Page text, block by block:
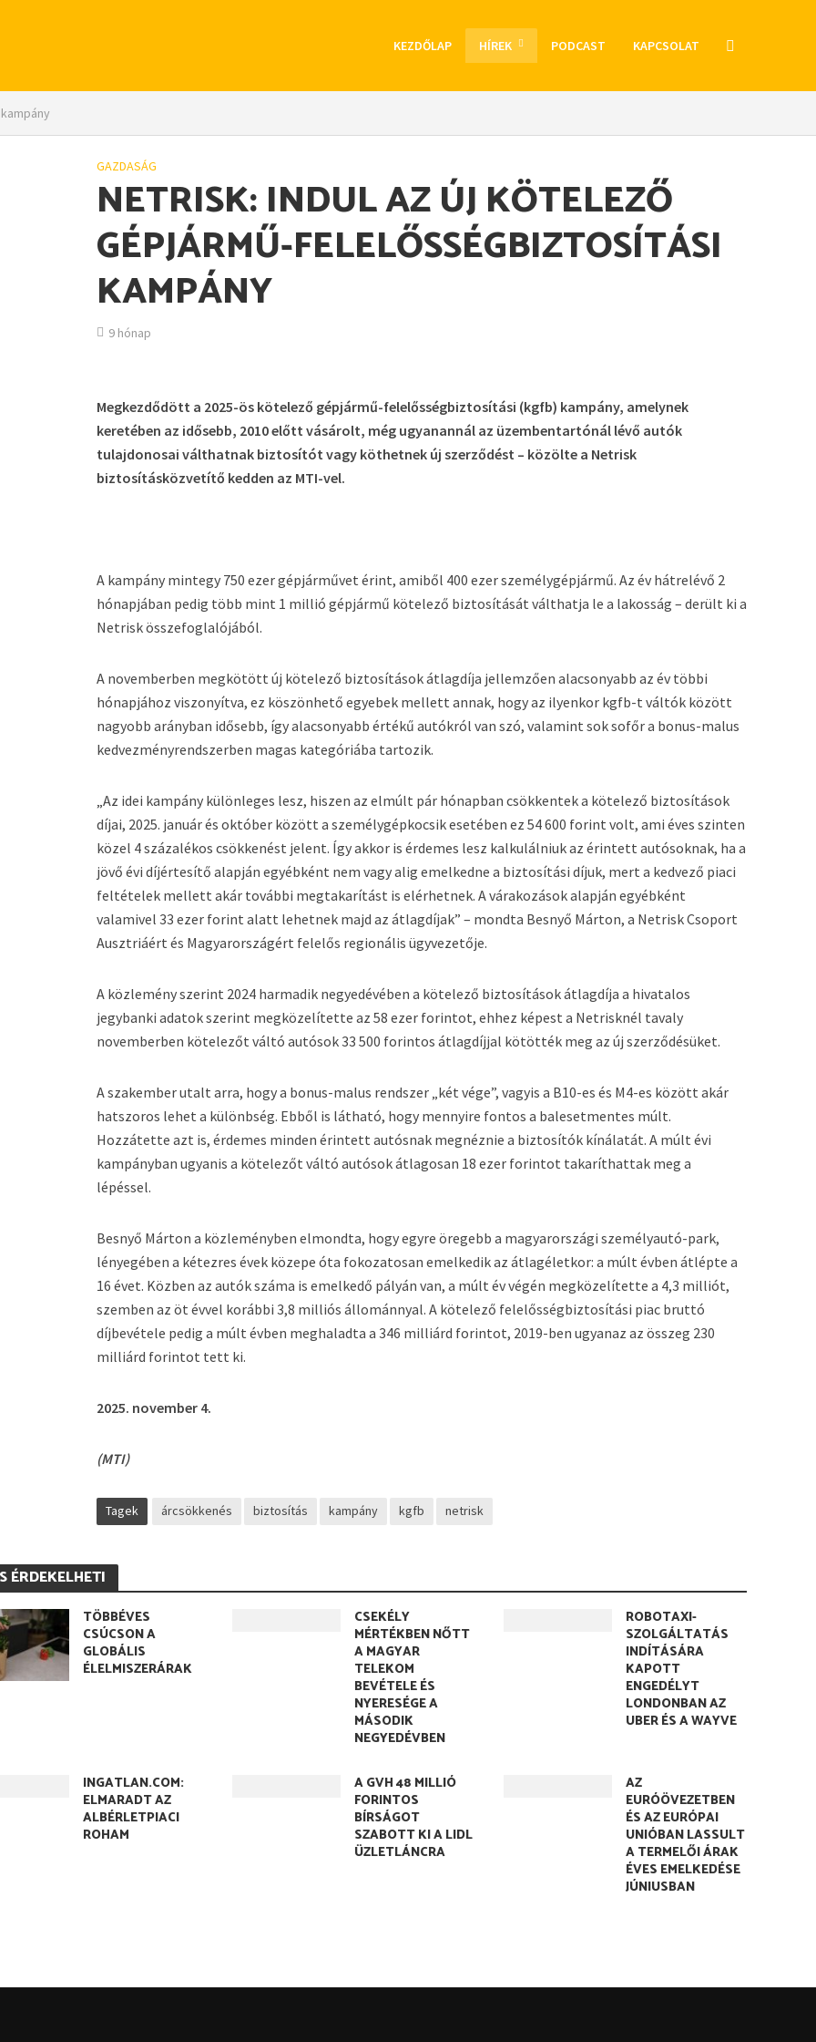
KEZDŐLAP HÍREK PODCAST KAPCSOLAT
GAZDASÁG
NETRISK: INDUL AZ ÚJ KÖTELEZŐ
GÉPJÁRMŰ-FELELŐSSÉGBIZTOSÍTÁSI
KAMPÁNY
9 hónap
Megkezdődött a 2025-ös kötelező gépjármű-felelősségbiztosítási (kgfb) kampány, amelynek
keretében az idősebb, 2010 előtt vásárolt, még ugyanannál az üzembentartónál lévő autók
tulajdonosai válthatnak biztosítót vagy köthetnek új szerződést – közölte a Netrisk
biztosításközvetítő kedden az MTI-vel.
A kampány mintegy 750 ezer gépjárművet érint, amiből 400 ezer személygépjármű. Az év hátrelévő 2
hónapjában pedig több mint 1 millió gépjármű kötelező biztosítását válthatja le a lakosság – derült ki a
Netrisk összefoglalójából.
A novemberben megkötött új kötelező biztosítások átlagdíja jellemzően alacsonyabb az év többi
hónapjához viszonyítva, ez köszönhető egyebek mellett annak, hogy az ilyenkor kgfb-t váltók között
nagyobb arányban idősebb, így alacsonyabb értékű autókról van szó, valamint sok sofőr a bonus-malus
kedvezményrendszerben magas kategóriába tartozik.
„Az idei kampány különleges lesz, hiszen az elmúlt pár hónapban csökkentek a kötelező biztosítások
díjai, 2025. január és október között a személygépkocsik esetében ez 54 600 forint volt, ami éves szinten
közel 4 százalékos csökkenést jelent. Így akkor is érdemes lesz kalkulálniuk az érintett autósoknak, ha a
jövő évi díjértesítő alapján egyébként nem vagy alig emelkedne a biztosítási díjuk, mert a kedvező piaci
feltételek mellett akár további megtakarítást is elérhetnek. A várakozások alapján egyébként
valamivel 33 ezer forint alatt lehetnek majd az átlagdíjak” – mondta Besnyő Márton, a Netrisk Csoport
Ausztriáért és Magyarországért felelős regionális ügyvezetője.
A közlemény szerint 2024 harmadik negyedévében a kötelező biztosítások átlagdíja a hivatalos
jegybanki adatok szerint megközelítette az 58 ezer forintot, ehhez képest a Netrisknél tavaly
novemberben kötelezőt váltó autósok 33 500 forintos átlagdíjjal kötötték meg az új szerződésüket.
A szakember utalt arra, hogy a bonus-malus rendszer „két vége”, vagyis a B10-es és M4-es között akár
hatszoros lehet a különbség. Ebből is látható, hogy mennyire fontos a balesetmentes múlt.
Hozzátette azt is, érdemes minden érintett autósnak megnéznie a biztosítók kínálatát. A múlt évi
kampányban ugyanis a kötelezőt váltó autósok átlagosan 18 ezer forintot takaríthattak meg a
lépéssel.
Besnyő Márton a közleményben elmondta, hogy egyre öregebb a magyarországi személyautó-park,
lényegében a kétezres évek közepe óta fokozatosan emelkedik az átlagéletkor: a múlt évben átlépte a
16 évet. Közben az autók száma is emelkedő pályán van, a múlt év végén megközelítette a 4,3 milliót,
szemben az öt évvel korábbi 3,8 milliós állománnyal. A kötelező felelősségbiztosítási piac bruttó
díjbevétele pedig a múlt évben meghaladta a 346 milliárd forintot, 2019-ben ugyanaz az összeg 230
milliárd forintot tett ki.
2025. november 4.
(MTI)
Tagek árcsökkenés biztosítás kampány kgfb netrisk
ÉRDEKELHETI
TÖBBÉVES
CSÚCSON A
GLOBÁLIS
ÉLELMISZERÁRAK
CSEKÉLY
MÉRTÉKBEN NŐTT
A MAGYAR
TELEKOM
BEVÉTELE ÉS
NYERESÉGE A
MÁSODIK
NEGYEDÉVBEN
ROBOTAXI-
SZOLGÁLTATÁS
INDÍTÁSÁRA
KAPOTT
ENGEDÉLYT
LONDONBAN AZ
UBER ÉS A WAYVE
INGATLAN.COM:
ELMARADT AZ
ALBÉRLETPIACI
ROHAM
A GVH 48 MILLIÓ
FORINTOS
BÍRSÁGOT
SZABOTT KI A LIDL
ÜZLETLÁNCRA
AZ
EURÓÖVEZETBEN
ÉS AZ EURÓPAI
UNIÓBAN LASSULT
A TERMELŐI ÁRAK
ÉVES EMELKEDÉSE
JÚNIUSBAN